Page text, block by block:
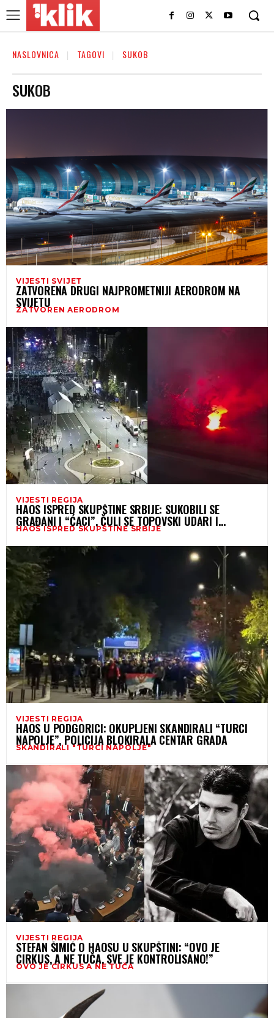
NASLOVNICA TAGOVI SUKOB
SUKOB
VIJESTI SVIJET
ZATVORENA DRUGI NAJPROMETNIJI AERODROM NA
SVIJETU
ZATVOREN AERODROM
VIJESTI REGIJA
HAOS ISPRED SKUPŠTINE SRBIJE: SUKOBILI SE
GRAĐANI I “ĆACI”, ČULI SE TOPOVSKI UDARI I
PETARDE
HAOS ISPRED SKUPŠTINE SRBIJE
VIJESTI REGIJA
HAOS U PODGORICI: OKUPLJENI SKANDIRALI “TURCI
NAPOLJE”, POLICIJA BLOKIRALA CENTAR GRADA
SKANDIRALI "TURCI NAPOLJE"
VIJESTI REGIJA
STEFAN ŠIMIĆ O HAOSU U SKUPŠTINI: “OVO JE
CIRKUS, A NE TUČA, SVE JE KONTROLISANO!”
OVO JE CIRKUS A NE TUČA